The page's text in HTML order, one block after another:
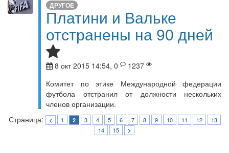
ДРУГОЕ
Платини и Вальке
отстранены на 90 дней
8 окт 2015 14:54, 0
1237
Комитет по этике Международной федерации
футбола отстранил от должности нескольких
членов организации.
Страница:
< 1 2 3 4 5 6 7 8 9 10 11 12
13
14
15 >